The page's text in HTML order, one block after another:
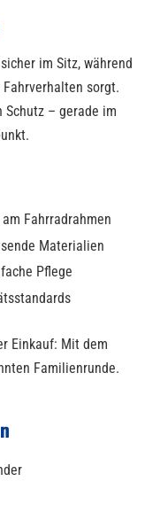
im Sitz, während
sorgt.
Schutz – gerade im
Fahrradrahmen
Materialien
Pflege
Einkauf: Mit dem
Familienrunde.